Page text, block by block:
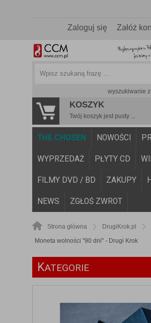
Zaloguj się Załóż
wyszukiwanie
KOSZYK
Twój koszyk jest pusty ...
THE CHOSEN NOWOŚCI
WYPRZEDAŻ PŁYTY CD
FILMY DVD / BD ZAKUPY
NEWS ZGŁOŚ ZWROT
Strona główna
DrugiKrok.pl
Moneta wolności "90 dni" - Drugi Krok
KATEGORIE